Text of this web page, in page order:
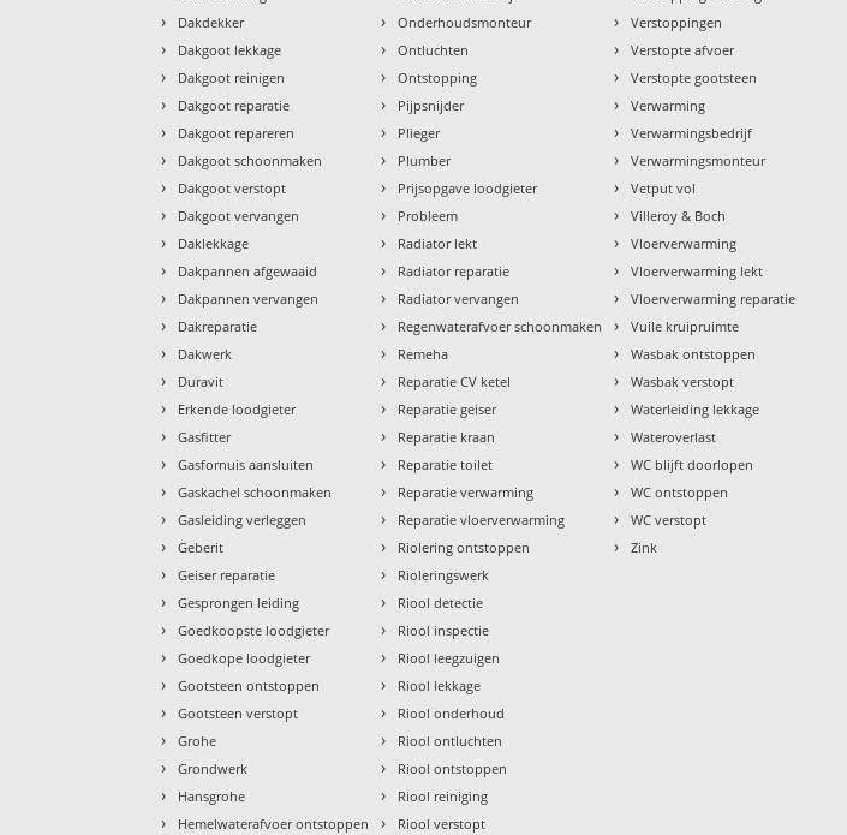
› Dakdekker
› Dakgoot lekkage
› Dakgoot reinigen
› Dakgoot reparatie
› Dakgoot repareren
› Dakgoot schoonmaken
› Dakgoot verstopt
› Dakgoot vervangen
› Daklekkage
› Dakpannen afgewaaid
› Dakpannen vervangen
› Dakreparatie
› Dakwerk
› Duravit
› Erkende loodgieter
› Gasfitter
› Gasfornuis aansluiten
› Gaskachel schoonmaken
› Gasleiding verleggen
› Geberit
› Geiser reparatie
› Gesprongen leiding
› Goedkoopste loodgieter
› Goedkope loodgieter
› Gootsteen ontstoppen
› Gootsteen verstopt
› Grohe
› Grondwerk
› Hansgrohe
› Hemelwaterafvoer ontstoppen
› Onderhoudsmonteur
› Ontluchten
› Ontstopping
› Pijpsnijder
› Plieger
› Plumber
› Prijsopgave loodgieter
› Probleem
› Radiator lekt
› Radiator reparatie
› Radiator vervangen
› Regenwaterafvoer schoonmaken
› Remeha
› Reparatie CV ketel
› Reparatie geiser
› Reparatie kraan
› Reparatie toilet
› Reparatie verwarming
› Reparatie vloerverwarming
› Riolering ontstoppen
› Rioleringswerk
› Riool detectie
› Riool inspectie
› Riool leegzuigen
› Riool lekkage
› Riool onderhoud
› Riool ontluchten
› Riool ontstoppen
› Riool reiniging
› Riool verstopt
› Verstoppingen
› Verstopte afvoer
› Verstopte gootsteen
› Verwarming
› Verwarmingsbedrijf
› Verwarmingsmonteur
› Vetput vol
› Villeroy & Boch
› Vloerverwarming
› Vloerverwarming lekt
› Vloerverwarming reparatie
› Vuile kruipruimte
› Wasbak ontstoppen
› Wasbak verstopt
› Waterleiding lekkage
› Wateroverlast
› WC blijft doorlopen
› WC ontstoppen
› WC verstopt
› Zink